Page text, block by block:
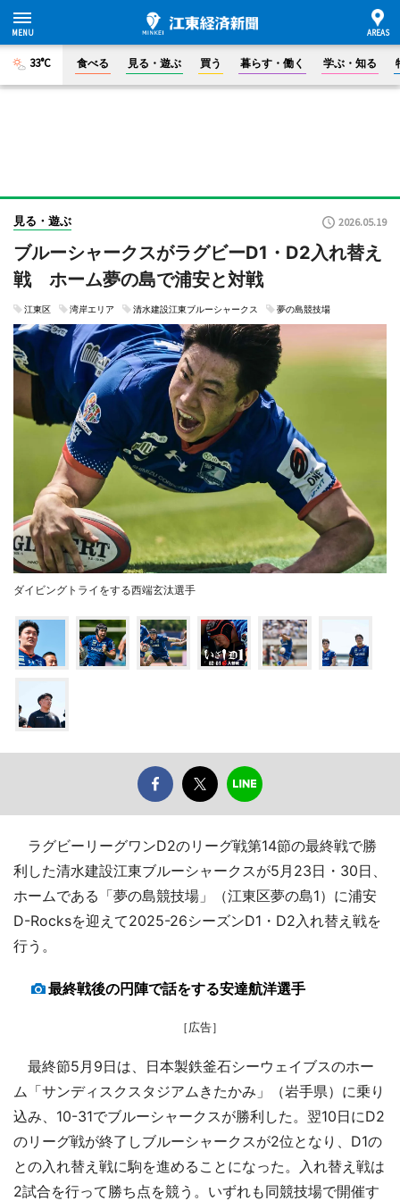
33°C 食べる 見る・遊ぶ 買う 暮らす・働く 学ぶ・知る
見る・遊ぶ 2026.05.19
ブルーシャークスがラグビーD1・D2入れ替え
戦 ホーム夢の島で浦安と対戦
江東区 湾岸エリア 清水建設江東ブルーシャークス 夢の島競技場
ダイビングトライをする西端玄汰選手
ラグビーリーグワンD2のリーグ戦第14節の最終戦で勝
利した清水建設江東ブルーシャークスが5月23日・30日、
ホームである「夢の島競技場」（江東区夢の島1）に浦安
D-Rocksを迎えて2025-26シーズンD1・D2入れ替え戦を
行う。
最終戦後の円陣で話をする安達航洋選手
［広告］
最終節5月9日は、日本製鉄釜石シーウェイブスのホー
ム「サンディスクスタジアムきたかみ」（岩手県）に乗り
込み、10-31でブルーシャークスが勝利した。翌10日にD2
のリーグ戦が終了しブルーシャークスが2位となり、D1の
との入れ替え戦に駒を進めることになった。入れ替え戦は
2試合を行って勝ち点を競う。いずれも同競技場で開催す